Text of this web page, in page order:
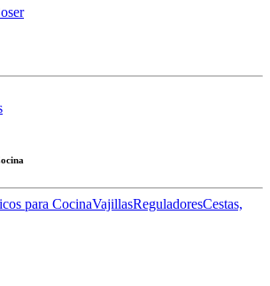
para CocinaVajillasReguladoresCestas,